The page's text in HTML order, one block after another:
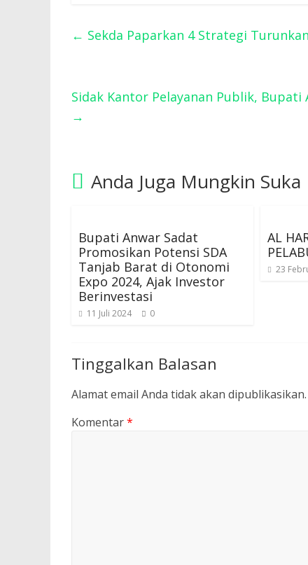
← Sekda Paparkan 4 Strategi
Sidak Kantor Pelayanan Publik,
→
Anda Juga Mungkin Suka
Bupati Anwar Sadat
Promosikan Potensi SDA
Tanjab Barat di Otonomi
Expo 2024, Ajak Investor
Berinvestasi
11 Juli 2024 0
AL
23
Tinggalkan Balasan
Alamat email Anda tidak akan dipublikasikan.
Komentar*